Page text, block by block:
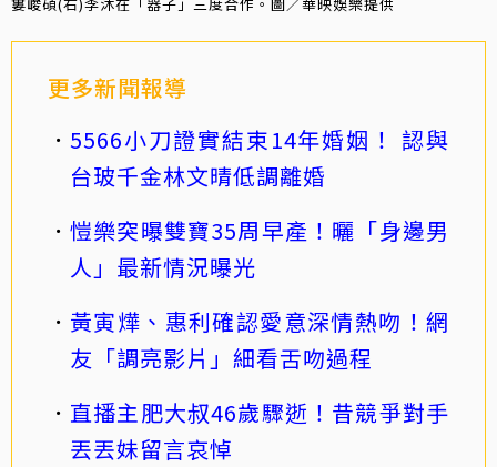
更多新聞報導
5566小刀證實結束14年婚姻！ 認與
台玻千金林文晴低調離婚
愷樂突曝雙寶35周早產！曬「身邊男
人」最新情況曝光
黃寅燁、惠利確認愛意深情熱吻！網
友「調亮影片」細看舌吻過程
直播主肥大叔46歲驟逝！昔競爭對手
丟丟妹留言哀悼